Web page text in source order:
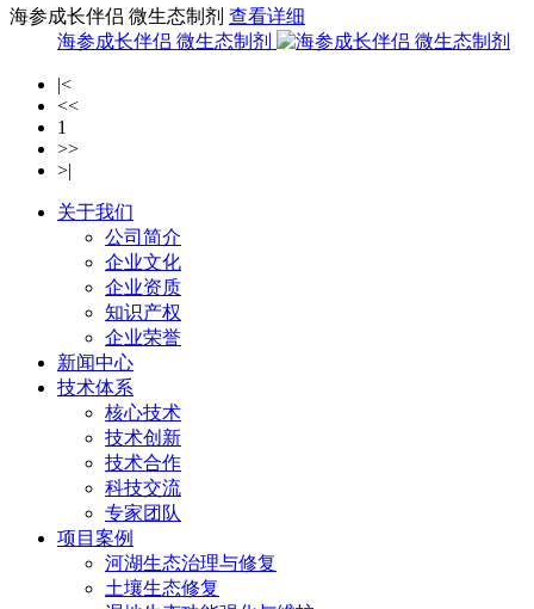
海参成长伴侣 微生态制剂 查看详细
海参成长伴侣 微生态制剂
|<
<<
1
>>
>|
关于我们
公司简介
企业文化
企业资质
知识产权
企业荣誉
新闻中心
技术体系
核心技术
技术创新
技术合作
科技交流
专家团队
项目案例
河湖生态治理与修复
土壤生态修复